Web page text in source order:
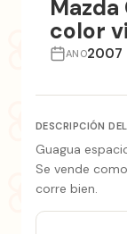
Mazda
color
ANO2007
DESCRIPCIÓN
Guagua
Se vende
corre bien.